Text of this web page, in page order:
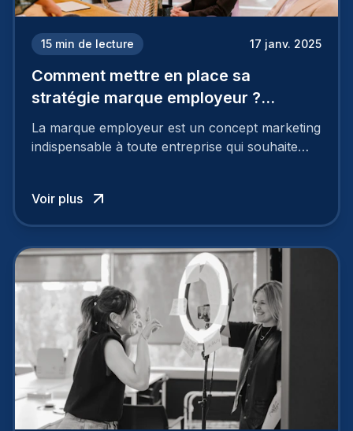
15 min de lecture 17 janv. 2025
Comment mettre en place sa
stratégie marque employeur ?
Découvrez les 7 étapes
La marque employeur est un concept marketing
indispensable à toute entreprise qui souhaite
employeur solide et positive sont évidentes, ce
travail, pour qu’il soit réussi, ne peut se faire en
mettre en œuvre un certain nombre d’actions.
Voir plus